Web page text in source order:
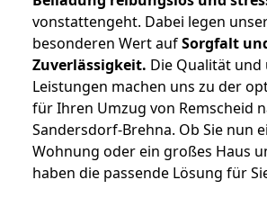
vonstattengeht. Dabei legen
besonderen Wert aufSorgfalt
Zuverlässigkeit. Die Qualität
Leistungen machen uns zu der
für Ihren Umzug von Remscheid
Sandersdorf-Brehna. Ob Sie nun
Wohnung oder ein großes Haus
haben die passende Lösung für